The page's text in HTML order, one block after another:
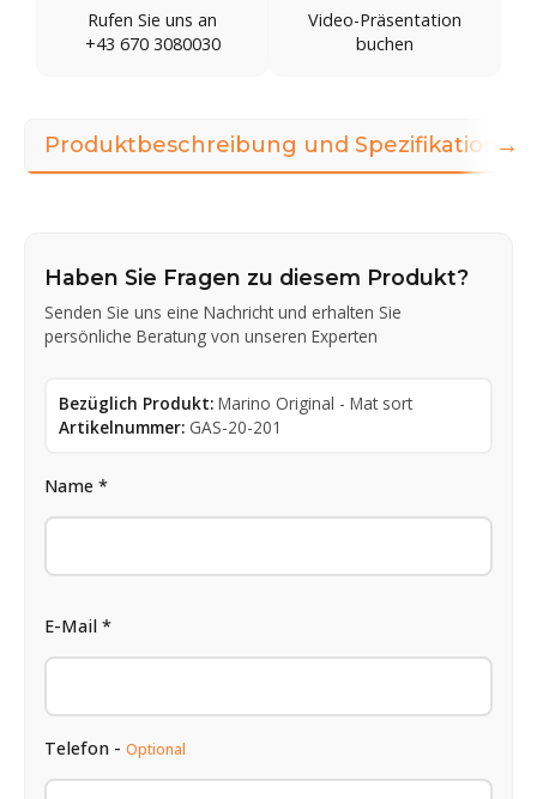
Rufen Sie uns an
+43 670 3080030
Video-Präsentation
buchen
Produktbeschreibung und Spezifikationen
Haben Sie Fragen zu diesem Produkt?
Senden Sie uns eine Nachricht und erhalten Sie
persönliche Beratung von unseren Experten
Bezüglich Produkt: Marino Original - Mat sort
Artikelnummer: GAS-20-201
Name *
E-Mail *
Telefon - Optional
→